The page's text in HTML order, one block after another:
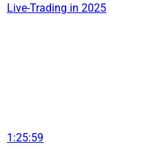
Live-Trading in 2025
1:25:59